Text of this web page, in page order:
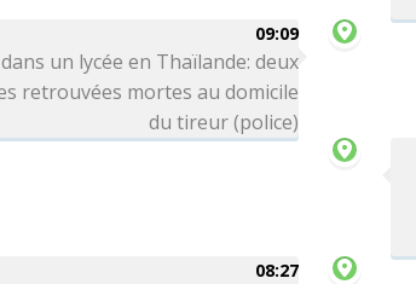
09:09
un lycée en Thaïlande: deux
retrouvées mortes au domicile
du tireur (police)
08:27